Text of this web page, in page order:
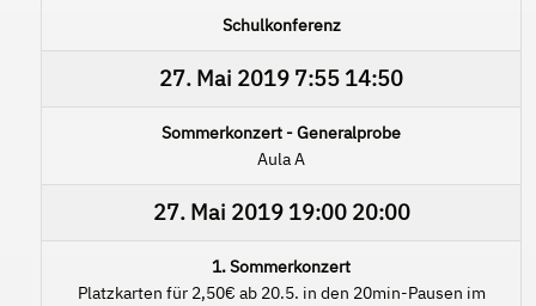
Schulkonferenz
27. Mai 2019 7:55 14:50
Sommerkonzert - Generalprobe
Aula A
27. Mai 201919:00 20:00
1. Sommerkonzert
Platzkarten für 2,50€ ab 20.5. in den 20min-Pausen im